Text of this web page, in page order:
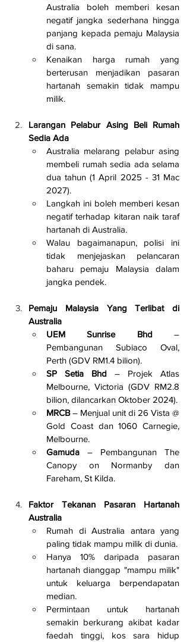
Australia boleh memberi kesan
negatif jangka sederhana hingga
panjang kepada pemaju Malaysia
di sana.
Kenaikan harga rumah yang
berterusan menjadikan pasaran
hartanah semakin tidak mampu
milik.
Larangan Pelabur Asing Beli Rumah
Sedia Ada
Australia melarang pelabur asing
membeli rumah sedia ada selama
dua tahun (1 April 2025 - 31 Mac
2027).
Langkah ini boleh memberi kesan
negatif terhadap kitaran naik taraf
hartanah di Australia.
Walau bagaimanapun, polisi ini
tidak menjejaskan pelancaran
baharu pemaju Malaysia dalam
jangka pendek.
Pemaju Malaysia Yang Terlibat di
Australia
UEM Sunrise Bhd –
Pembangunan Subiaco Oval,
Perth (GDV RM1.4 bilion).
SP Setia Bhd – Projek Atlas
Melbourne, Victoria (GDV RM2.8
bilion, dilancarkan Oktober 2024).
MRCB – Menjual unit di 26 Vista @
Gold Coast dan 1060 Carnegie,
Melbourne.
Gamuda – Pembangunan The
Canopy on Normanby dan
Fareham, St Kilda.
Faktor Tekanan Pasaran Hartanah
Australia
Rumah di Australia antara yang
paling tidak mampu milik di dunia.
Hanya 10% daripada pasaran
hartanah dianggap "mampu milik"
untuk keluarga berpendapatan
median.
Permintaan untuk hartanah
semakin berkurang akibat kadar
faedah tinggi, kos sara hidup